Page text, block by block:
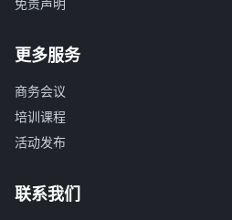
免责声明
更多服务
商务会议
培训课程
活动发布
联系我们